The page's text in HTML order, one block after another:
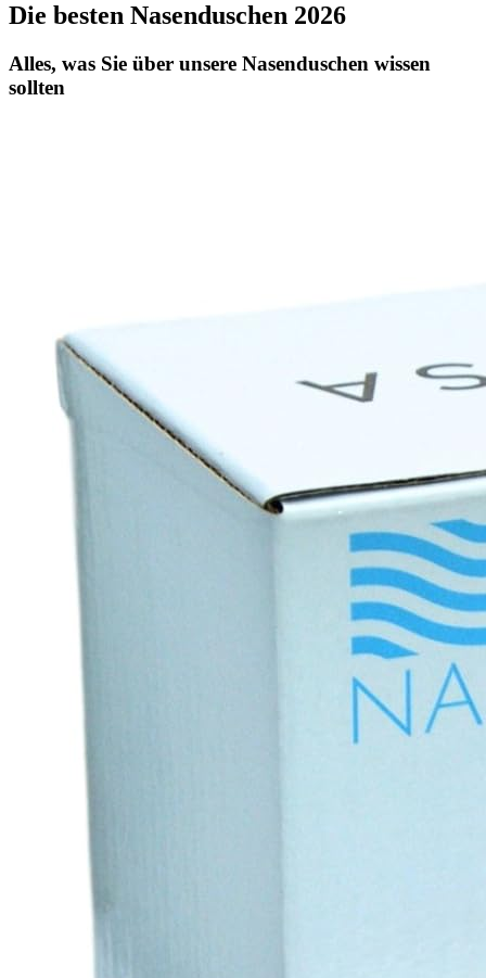
Die besten Nasenduschen 2026
Alles, was Sie über unsere Nasenduschen wissen
sollten